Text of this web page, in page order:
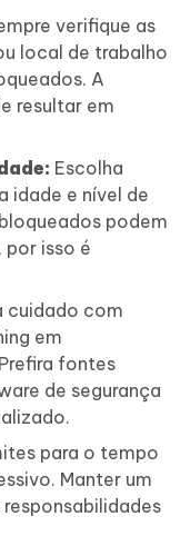
verifique as
local de trabalho
A
resultar em
Escolha
idade e nível de
podem
isso é
cuidado com
em
fontes
de segurança
para o tempo
Manter um